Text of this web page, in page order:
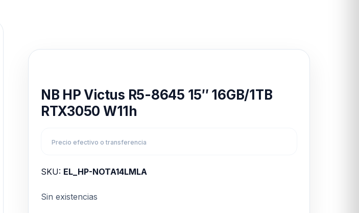
NB HP Victus R5-8645 15″ 16GB/1TB
RTX3050 W11h
Precio efectivo o transferencia
SKU: EL_HP-NOTA14LMLA
Sin existencias